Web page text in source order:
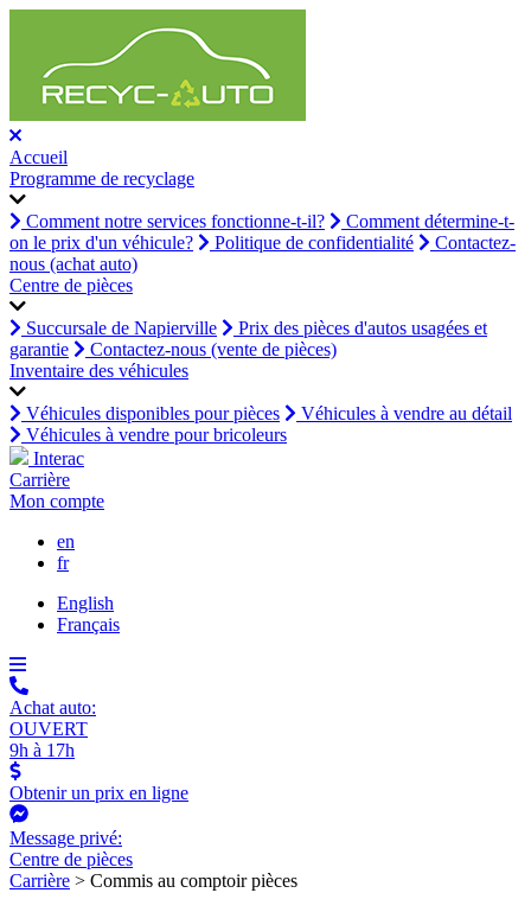
Accueil
Programme de recyclage
Comment notre services fonctionne-t-il?
Comment détermine-t-
on le prix d'un véhicule?
Politique de confidentialité
Contactez-
nous (achat auto)
Centre de pièces
Succursale de Napierville
Prix des pièces d'autos usagées et
garantie
Contactez-nous (vente de pièces)
Inventaire des véhicules
Véhicules disponibles pour pièces
Véhicules à vendre au détail
Véhicules à vendre pour bricoleurs
Interac
Carrière
Mon compte
en
fr
English
Français
Achat auto:
OUVERT
9h à 17h
Obtenir un prix en ligne
Message privé:
Centre de pièces
Carrière > Commis au comptoir pièces